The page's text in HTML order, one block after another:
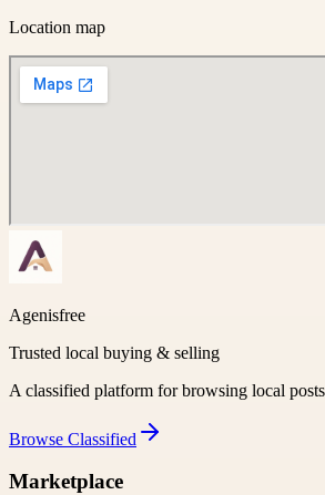
Location map
Agenisfree
Trusted local buying & selling
A classified platform for browsing local
Browse Classified
Marketplace